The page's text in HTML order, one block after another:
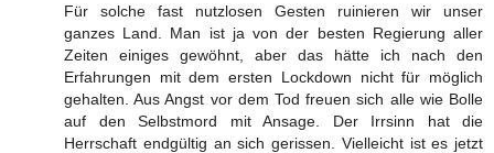
Für solche fast nutzlosen Gesten ruinieren wir unser
ganzes Land. Man ist ja von der besten Regierung aller
Zeiten einiges gewöhnt, aber das hätte ich nach den
Erfahrungen mit dem ersten Lockdown nicht für möglich
gehalten. Aus Angst vor dem Tod freuen sich alle wie Bolle
auf den Selbstmord mit Ansage. Der Irrsinn hat die
Herrschaft endgültig an sich gerissen. Vielleicht ist es jetzt